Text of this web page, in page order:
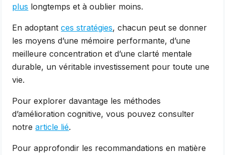
plus longtemps et à oublier moins.
En adoptantces stratégies, chacun peut se donner
les moyens d’une mémoire performante, d’une
meilleure concentration et d’une clarté mentale
durable, un véritable investissement pour toute une
vie.
Pour explorer davantage les méthodes
d’amélioration cognitive, vous pouvez consulter
notrearticle lié.
Pour approfondir les recommandations en matière